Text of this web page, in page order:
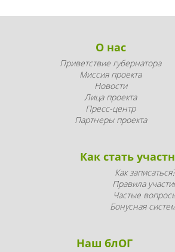
О нас
Приветствие губернатора
Миссия проекта
Новости
Лица проекта
Пресс-центр
Партнеры проекта
Как стать
Как записаться?
Правила
Частые
Бонусная
Наш блОГ